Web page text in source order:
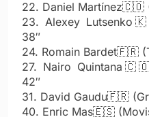
22. Daniel Martínez🇨🇴
23. Alexey
38″
24. Romain Bardet🇫🇷
27. Nairo Quintana 🇨🇴
42″
31. David Gaudu🇫🇷
40. Enric Mas🇪🇸